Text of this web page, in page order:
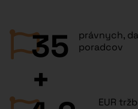
35
+
právnych,
poradcov
EUR